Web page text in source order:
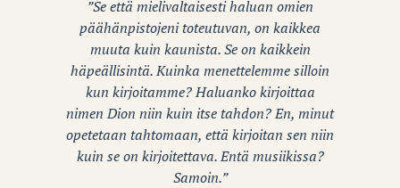
”Se että mielivaltaisesti haluan omien
päähänpistojeni toteutuvan, on kaikkea
muuta kuin kaunista. Se on kaikkein
häpeällisintä. Kuinka menettelemme silloin
kun kirjoitamme? Haluanko kirjoittaa
nimen Dion niin kuin itse tahdon? En, minut
opetetaan tahtomaan, että kirjoitan sen niin
kuin se on kirjoitettava. Entä musiikissa?
Samoin.”